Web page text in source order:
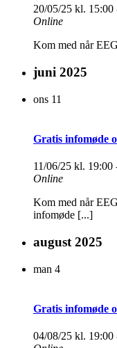
20/05/25 kl. 15:00
Online
Kom med når
juni 2025
ons 11
Gratis infomøde
11/06/25 kl. 19:00
Online
Kom med når
infomøde [...]
august 2025
man 4
Gratis infomøde
04/08/25 kl. 19:00